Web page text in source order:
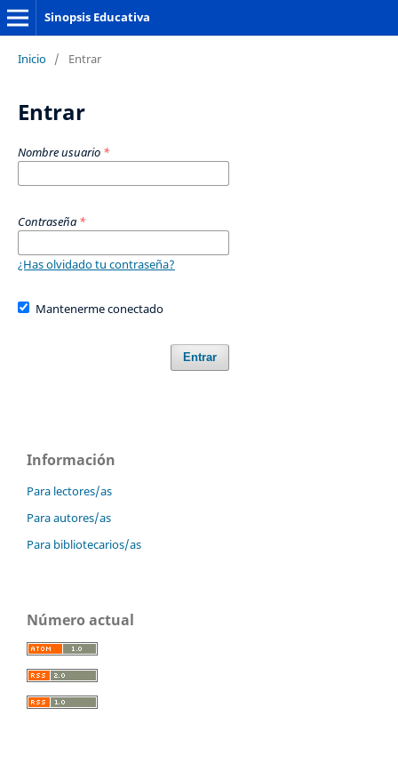
Sinopsis Educativa
Inicio / Entrar
Entrar
Nombre usuario *
Contraseña *
¿Has olvidado tu contraseña?
Mantenerme conectado
Entrar
Información
Para lectores/as
Para autores/as
Para bibliotecarios/as
Número actual